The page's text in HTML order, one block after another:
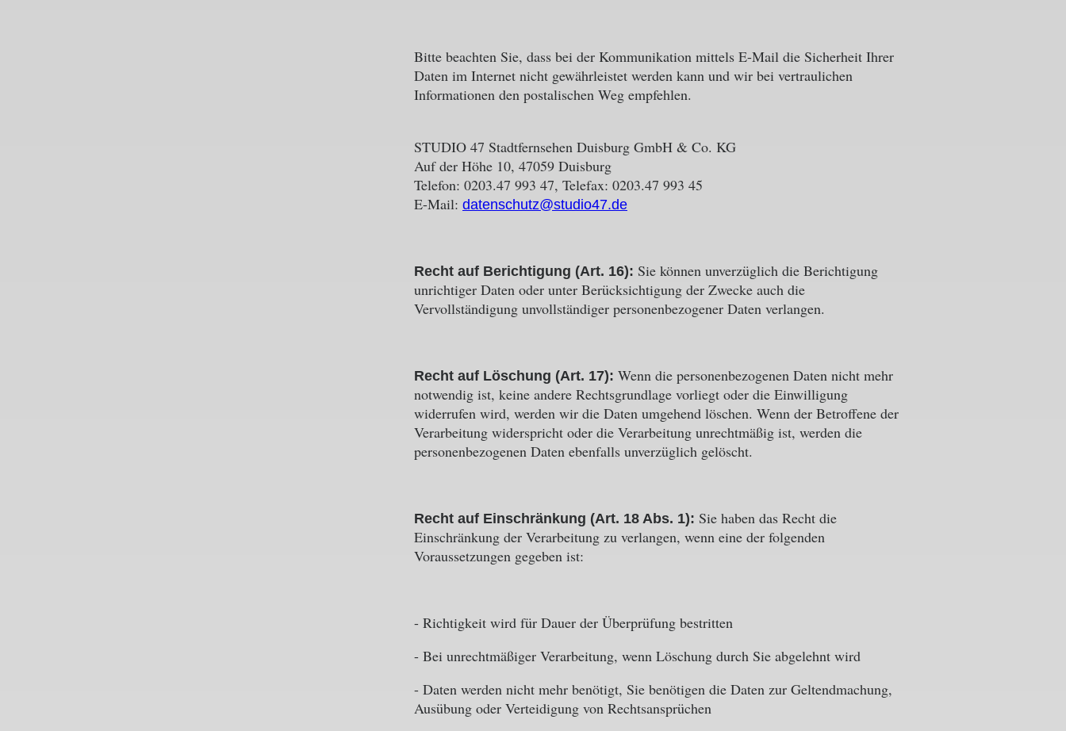
Bitte beachten Sie, dass bei der Kommunikation mittels E-Mail die Sicherheit Ihrer
Daten im Internet nicht gewährleistet werden kann und wir bei vertraulichen
Informationen den postalischen Weg empfehlen.
STUDIO 47 Stadtfernsehen Duisburg GmbH & Co. KG
Auf der Höhe 10, 47059 Duisburg
Telefon: 0203.47 993 47, Telefax: 0203.47 993 45
E-Mail: datenschutz@studio47.de
Recht auf Berichtigung (Art. 16): Sie können unverzüglich die Berichtigung
unrichtiger Daten oder unter Berücksichtigung der Zwecke auch die
Vervollständigung unvollständiger personenbezogener Daten verlangen.
Recht auf Löschung (Art. 17): Wenn die personenbezogenen Daten nicht mehr
notwendig ist, keine andere Rechtsgrundlage vorliegt oder die Einwilligung
widerrufen wird, werden wir die Daten umgehend löschen. Wenn der Betroffene der
Verarbeitung widerspricht oder die Verarbeitung unrechtmäßig ist, werden die
personenbezogenen Daten ebenfalls unverzüglich gelöscht.
Recht auf Einschränkung (Art. 18 Abs. 1): Sie haben das Recht die
Einschränkung der Verarbeitung zu verlangen, wenn eine der folgenden
Voraussetzungen gegeben ist:
- Richtigkeit wird für Dauer der Überprüfung bestritten
- Bei unrechtmäßiger Verarbeitung, wenn Löschung durch Sie abgelehnt wird
- Daten werden nicht mehr benötigt, Sie benötigen die Daten zur Geltendmachung,
Ausübung oder Verteidigung von Rechtsansprüchen